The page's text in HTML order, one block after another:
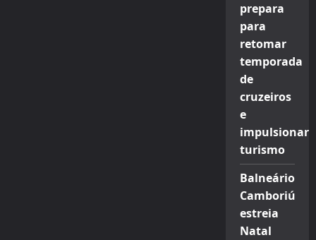
prepara
para
retomar
temporada
de
cruzeiros
e
impulsionar
turismo
Balneário
Camboriú
estreia
Natal